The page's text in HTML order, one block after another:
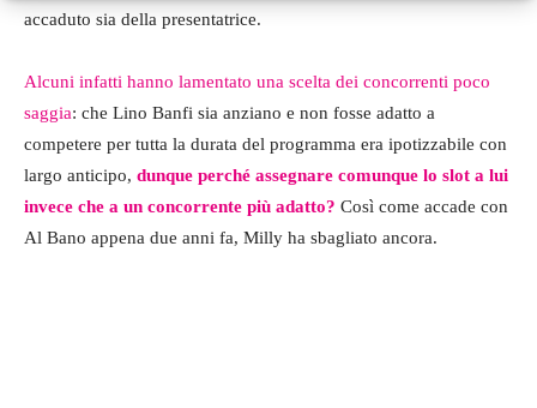
accaduto sia della presentatrice.
Alcuni infatti hanno lamentato una scelta dei concorrenti poco
saggia: che Lino Banfi sia anziano e non fosse adatto a
competere per tutta la durata del programma era ipotizzabile con
largo anticipo, dunque perché assegnare comunque lo slot a lui
invece che a un concorrente più adatto? Così come accade con
Al Bano appena due anni fa, Milly ha sbagliato ancora.